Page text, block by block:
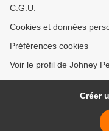
C.G.U.
Cookies et données
Préférences cookies
Voir le profil de Johney
Créer